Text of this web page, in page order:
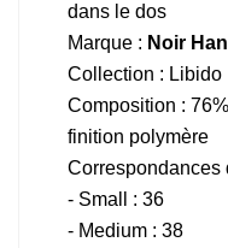
dans le dos
Marque : Noir
Collection : Libido
Composition :
finition polymère
Correspondances
- Small : 36
- Medium : 38